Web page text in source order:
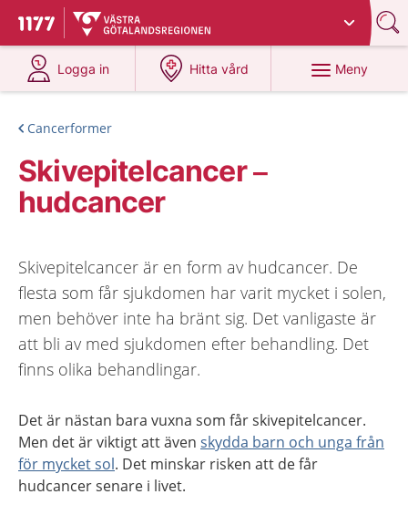
Till startsidan för 1177
Du har valt region
Logga in
på 1177.se
Hitta vård
på 1177.se
Meny
Cancerformer
Skivepitelcancer –
hudcancer
Skivepitelcancer är en form av hudcancer. De
flesta som får sjukdomen har varit mycket i solen,
men behöver inte ha bränt sig. Det vanligaste är
att bli av med sjukdomen efter behandling. Det
finns olika behandlingar.
Det är nästan bara vuxna som får skivepitelcancer.
Men det är viktigt att även skydda barn och unga från
för mycket sol. Det minskar risken att de får
hudcancer senare i livet.